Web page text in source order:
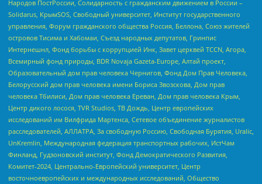
Народов ПостРоссии, Солидарность с гражданским движением в России –
Solidarus, КрымSOS, Свободный университет, Институт государственного
управления, Форум гражданского общества Россия, Беллона, Союз жителей
островов Тисима и Хабомаи, Съезд народных депутатов, Гринпис
Интернешнл, Фонд борьбы с коррупцией Инк, Завет церквей TCCN, Агора,
Всемирный фонд природы, BDR Novaja Gazeta-Europe, Алтай проект,
Образовательный дом прав человека Чернигов, Фонд Дом Прав Человека,
Белорусский дом прав человека имени Бориса Звозскова, Дом прав
человека Тбилиси, Дом прав человека Ереван, Дом прав человека Крым,
Центр дикого лосося, TVR Studios, ТВ Дождь, Центр европейских
исследований им Вилфрида Мартенса, Сетевое объединение журналистов
расследователей, АЛЛАТРА, За свободную Россию, Свободная Бурятия, Uralic,
UnKremlin, Международная федерация транспортных рабочих, ИстЧам
Финланд, Гудзоновский институт, Фонд Демократического Развития,
Комитет-2024, Центрально-Европейский университет, Центр
восточноевропейских и международных исследований, Общество